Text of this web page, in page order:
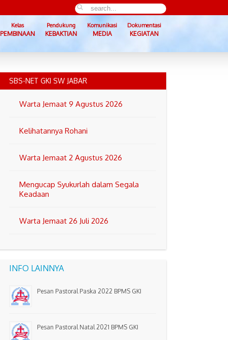
Kelas
PEMBINAAN
Pendukung
KEBAKTIAN
Komunikasi
MEDIA
Dokumentasi
KEGIATAN
SBS-NET GKI SW JABAR
Warta Jemaat 9 Agustus 2026
Kelihatannya Rohani
Warta Jemaat 2 Agustus 2026
Mengucap Syukurlah dalam Segala
Keadaan
Warta Jemaat 26 Juli 2026
INFO LAINNYA
Pesan Pastoral Paska 2022 BPMS GKI
Pesan Pastoral Natal 2021 BPMS GKI